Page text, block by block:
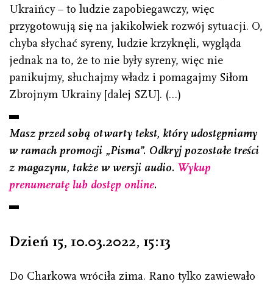
Ukraińcy – to ludzie zapobiegawczy, więc
przygotowują się na jakikolwiek rozwój sytuacji. O,
chyba słychać syreny, ludzie krzyknęli, wygląda
jednak na to, że to nie były syreny, więc nie
panikujmy, słuchajmy władz i pomagajmy Siłom
Zbrojnym Ukrainy [dalej SZU]. (…)
Masz przed sobą otwarty tekst, który udostępniamy
w ramach promocji „Pisma”. Odkryj pozostałe treści
z magazynu, także w wersji audio. Wykup
prenumeratę lub dostęp online.
Dzień 15, 10.03.2022, 15 : 13
Do Charkowa wróciła zima. Rano tylko zawiewało